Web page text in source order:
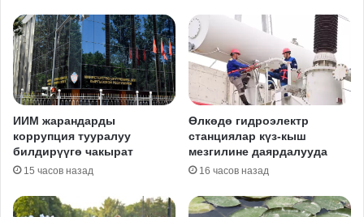
ИИМ жарандарды
коррупция тууралуу
билдирүүгө чакырат
15 часов назад
Өлкөдө гидроэлектр
станциялар күз-кыш
мезгилине даярдалууда
16 часов назад